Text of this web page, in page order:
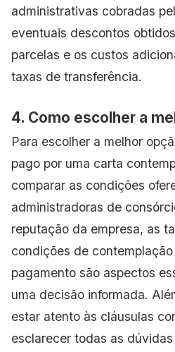
administrativas cobradas
eventuais descontos
parcelas e os custos
taxas de transferência.
4. Como escolher a
Para escolher a melhor
pago por uma carta
comparar as condições
administradoras de
reputação da empresa, as
condições de
pagamento são aspectos
uma decisão informada.
estar atento às cláusulas
esclarecer todas as